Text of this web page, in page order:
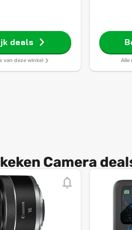
deals
van deze winkel Alle
Camera